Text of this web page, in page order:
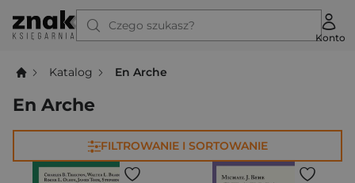
Czego szukasz?
Konto
Katalog En Arche
En Arche
FILTROWANIE I SORTOWANIE